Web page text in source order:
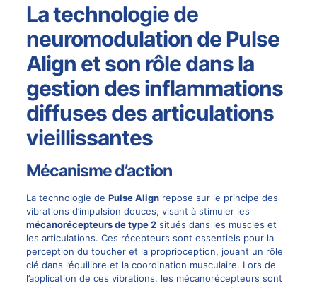
La technologie de
neuromodulation de Pulse
Align et son rôle dans la
gestion des inflammations
diffuses des articulations
vieillissantes
Mécanisme d’action
La technologie de Pulse Alignrepose sur le principe des
vibrations d’impulsion douces, visant à stimuler les
mécanorécepteurs de type 2situés dans les muscles et
les articulations. Ces récepteurs sont essentiels pour la
perception du toucher et la proprioception, jouant un rôle
clé dans l’équilibre et la coordination musculaire. Lors de
l’application de ces vibrations, les mécanorécepteurs sont